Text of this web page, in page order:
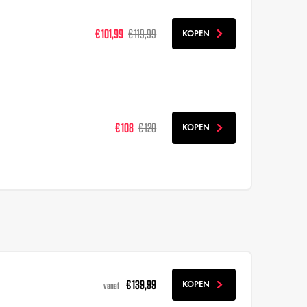
€ 101,99 € 119,99 KOPEN
€ 108 € 120 KOPEN
vanaf € 139,99 KOPEN